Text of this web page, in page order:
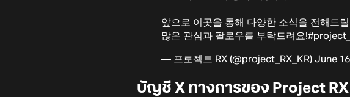
앞으로 이곳을 통해 다양한 소식을 전해드
많은 관심과 팔로우를 부탁드려요!
— 프로젝트 RX (@project_RX_KR) June
บัญชี X ทางการของ Project